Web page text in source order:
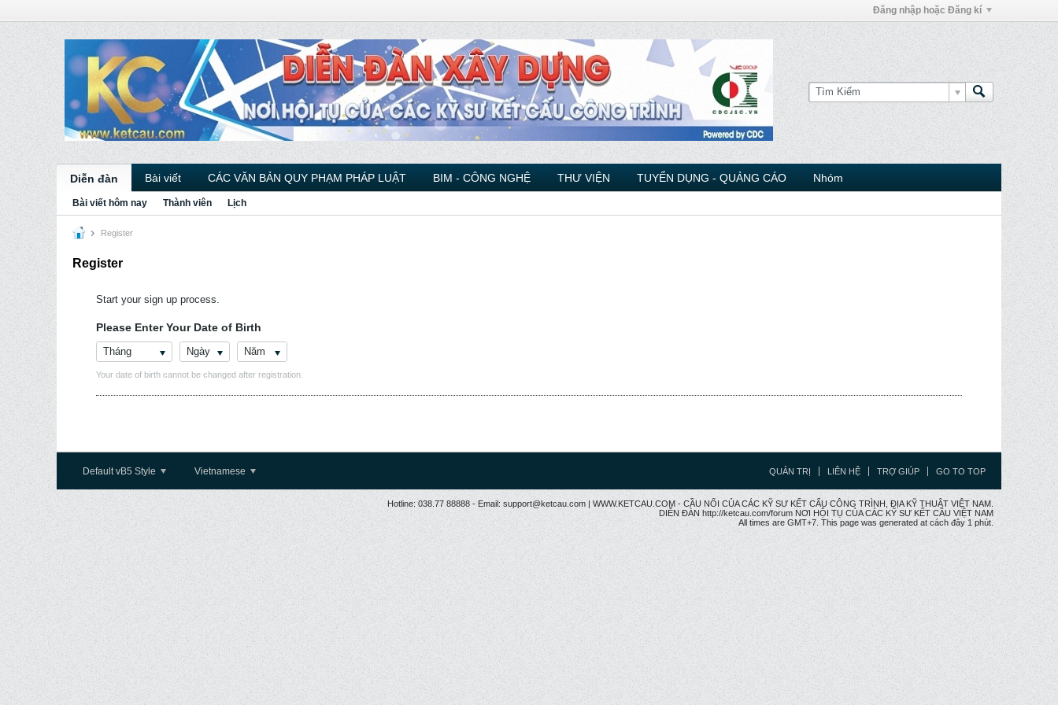
Đăng nhập hoặc Đăng kí
Diễn đàn Bài viết CÁC VĂN BẢN QUY PHẠM PHÁP LUẬT BIM - CÔNG NGHỆ THƯ VIỆN TUYỂN DỤNG - QUẢNG CÁO Nhóm
Bài viết hôm nay Thành viên Lịch
Register
Register
Start your sign up process.
Please Enter Your Date of Birth
Tháng Ngày Năm
Your date of birth cannot be changed after registration.
Default vB5 Style Vietnamese QUẢN TRỊ LIÊN HỆ TRỢ GIÚP GO TO TOP
Hotline: 038.77 88888 - Email: support@ketcau.com | WWW.KETCAU.COM - CẦU NỐI CỦA CÁC KỸ SƯ KẾT CẤU CÔNG TRÌNH, ĐỊA KỸ THUẬT VIỆT NAM.
DIỄN ĐÀN http://ketcau.com/forum NƠI HỘI TỤ CỦA CÁC KỸ SƯ KẾT CÂU VIỆT NAM
All times are GMT+7. This page was generated at cách đây 1 phút.